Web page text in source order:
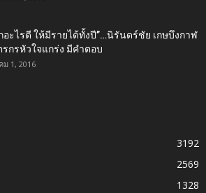
อะไรดี ให้มีรายได้ทั้งปี”…นิรันดร์ชัย เกษบึงกาฬ
รกรหัวใจแกร่ง มีคำตอบ
ม 1, 2016
3192
2569
1328